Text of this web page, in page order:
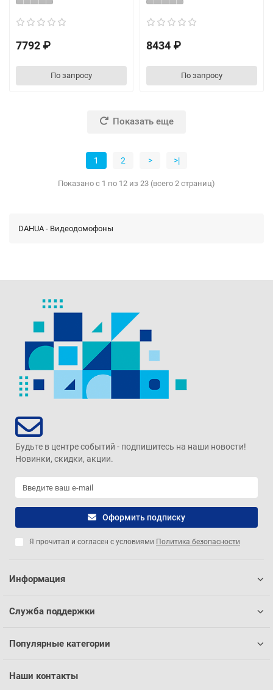
7792 ₽
По запросу
8434 ₽
По запросу
Показать еще
1 2 > >|
Показано с 1 по 12 из 23 (всего 2 страниц)
DAHUA - Видеодомофоны
Будьте в центре событий - подпишитесь на наши новости!
Новинки, скидки, акции.
Оформить подписку
Я прочитал и согласен с условиями Политика безопасности
Информация
Служба поддержки
Популярные категории
Наши контакты